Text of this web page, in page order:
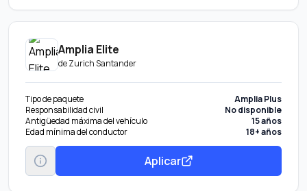
Amplia Elite
deZurich Santander
Tipo de paquete
Amplia Plus
Responsabilidad civil
No disponible
Antigüedad máxima del vehículo
15 años
Edad mínima del conductor
18+ años
Aplicar